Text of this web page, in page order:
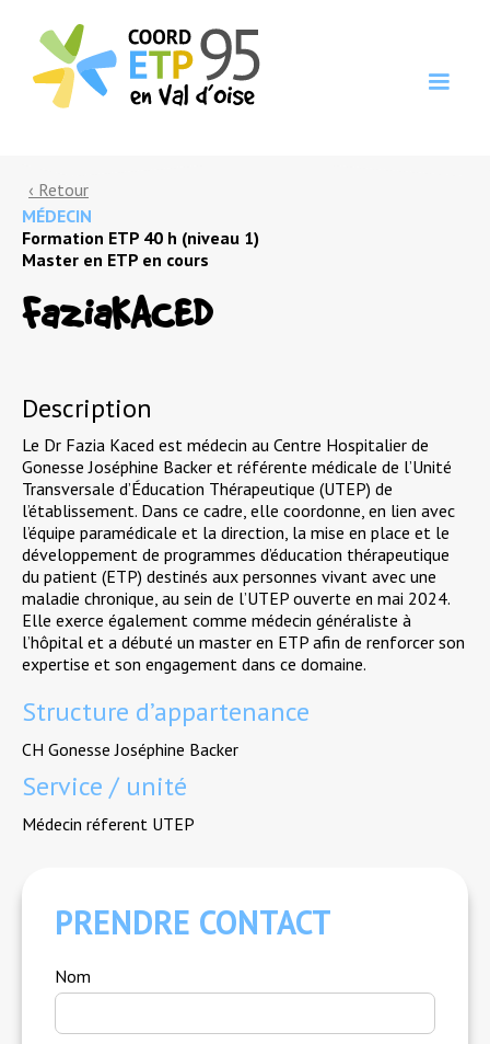
‹ Retour
MÉDECIN
Formation ETP 40 h (niveau 1)
Master en ETP en cours
FaziaKACED
Description
Le Dr Fazia Kaced est médecin au Centre Hospitalier de
Gonesse Joséphine Backer et référente médicale de l’Unité
Transversale d’Éducation Thérapeutique (UTEP) de
l’établissement. Dans ce cadre, elle coordonne, en lien avec
l’équipe paramédicale et la direction, la mise en place et le
développement de programmes d’éducation thérapeutique
du patient (ETP) destinés aux personnes vivant avec une
maladie chronique, au sein de l’UTEP ouverte en mai 2024.
Elle exerce également comme médecin généraliste à
l’hôpital et a débuté un master en ETP afin de renforcer son
expertise et son engagement dans ce domaine.
Structure d’appartenance
CH Gonesse Joséphine Backer
Service / unité
Médecin réferent UTEP
PRENDRE CONTACT
Nom